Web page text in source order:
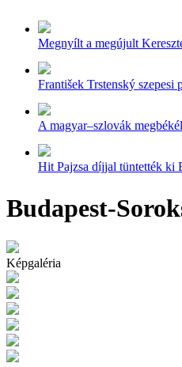
Megnyílt a megújult
František Trstenský szepesi
A magyar–szlovák
Hit Pajzsa díjjal tüntették ki
Budapest-
Képgaléria